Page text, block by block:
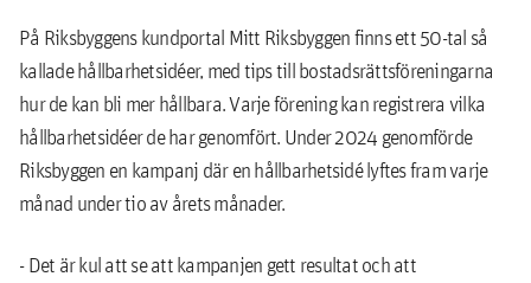
På Riksbyggens kundportal Mitt Riksbyggen finns ett 50-tal så
kallade hållbarhetsidéer, med tips till bostadsrättsföreningarna
hur de kan bli mer hållbara. Varje förening kan registrera vilka
hållbarhetsidéer de har genomfört. Under 2024 genomförde
Riksbyggen en kampanj där en hållbarhetsidé lyftes fram varje
månad under tio av årets månader.
- Det är kul att se att kampanjen gett resultat och att